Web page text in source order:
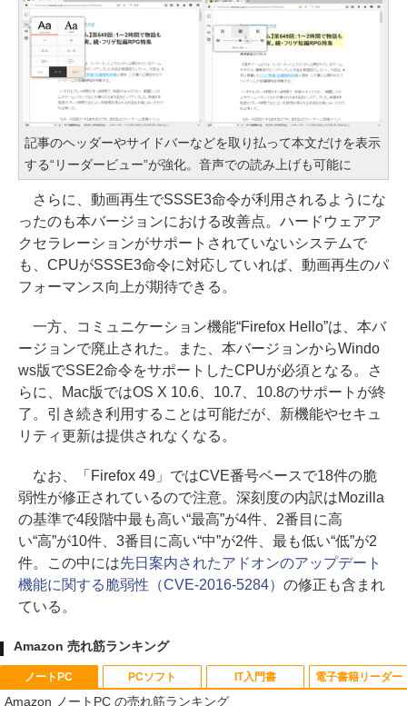
記事のヘッダーやサイドバーなどを取り払って本文だけを表示
する“リーダービュー”が強化。音声での読み上げも可能に
さらに、動画再生でSSSE3命令が利用されるようにな
ったのも本バージョンにおける改善点。ハードウェアア
クセラレーションがサポートされていないシステムで
も、CPUがSSSE3命令に対応していれば、動画再生のパ
フォーマンス向上が期待できる。
一方、コミュニケーション機能“Firefox Hello”は、本バ
ージョンで廃止された。また、本バージョンからWindo
ws版でSSE2命令をサポートしたCPUが必須となる。さ
らに、Mac版ではOS X 10.6、10.7、10.8のサポートが終
了。引き続き利用することは可能だが、新機能やセキュ
リティ更新は提供されなくなる。
なお、「Firefox 49」ではCVE番号ベースで18件の脆
弱性が修正されているので注意。深刻度の内訳はMozilla
の基準で4段階中最も高い“最高”が4件、2番目に高
い“高”が10件、3番目に高い“中”が2件、最も低い“低”が2
件。この中には先日案内されたアドオンのアップデート
機能に関する脆弱性（CVE-2016-5284） の修正も含まれ
ている。
Amazon 売れ筋ランキング
ノートPC
Amazon ノートPC の売れ筋ランキング
PCソフト IT入門書 電子書籍リーダー